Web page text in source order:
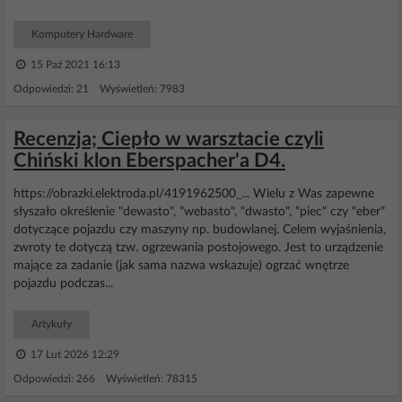
Komputery Hardware
15 Paź 2021 16:13
Odpowiedzi: 21 Wyświetleń: 7983
Recenzja; Ciepło w warsztacie czyli
Chiński klon Eberspacher'a D4.
https://obrazki.elektroda.pl/4191962500_... Wielu z Was zapewne
słyszało określenie "dewasto", "webasto", "dwasto", "piec" czy "eber"
dotyczące pojazdu czy maszyny np. budowlanej. Celem wyjaśnienia,
zwroty te dotyczą tzw. ogrzewania postojowego. Jest to urządzenie
mające za zadanie (jak sama nazwa wskazuje) ogrzać wnętrze
pojazdu podczas...
Artykuły
17 Lut 2026 12:29
Odpowiedzi: 266 Wyświetleń: 78315